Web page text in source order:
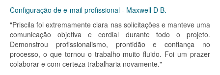
Configuração de e-mail profissional - Maxwell D B.
"Priscila foi extremamente clara nas solicitações e manteve uma
comunicação objetiva e cordial durante todo o projeto.
Demonstrou profissionalismo, prontidão e confiança no
processo, o que tornou o trabalho muito fluido. Foi um prazer
colaborar e com certeza trabalharia novamente."